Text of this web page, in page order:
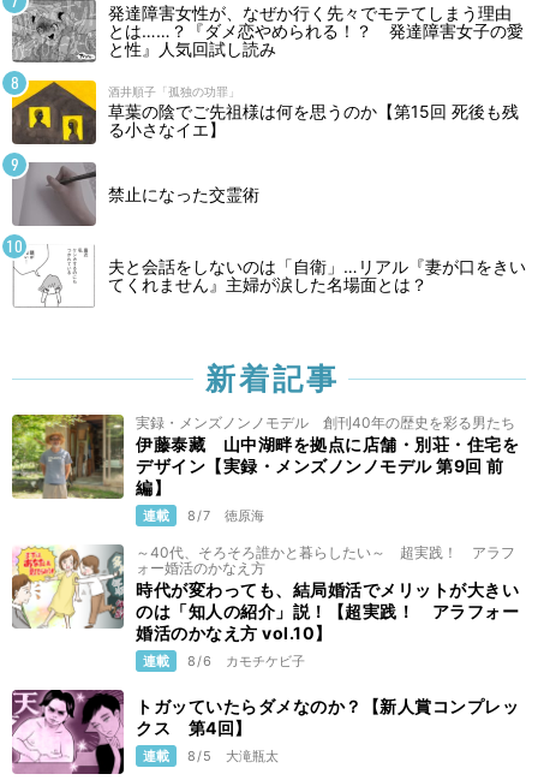
発達障害女性が、なぜか行く先々でモテてしまう理由
とは……？『ダメ恋やめられる！？ 発達障害女子の愛
と性』人気回試し読み
酒井順子「孤独の功罪」
草葉の陰でご先祖様は何を思うのか【第15回 死後も残
る小さなイエ】
禁止になった交霊術
夫と会話をしないのは「自衛」…リアル『妻が口をきい
てくれません』主婦が涙した名場面とは？
新着記事
実録・メンズノンノモデル 創刊40年の歴史を彩る男たち
伊藤泰藏 山中湖畔を拠点に店舗・別荘・住宅を
デザイン【実録・メンズノンノモデル 第9回 前
編】
連載 8/7 徳原海
～40代、そろそろ誰かと暮らしたい～ 超実践！ アラフ
ォー婚活のかなえ方
時代が変わっても、結局婚活でメリットが大きい
のは「知人の紹介」説！【超実践！ アラフォー
婚活のかなえ方 vol.10】
連載 8/6 カモチケビ子
トガッていたらダメなのか？【新人賞コンプレッ
クス 第4回】
連載 8/5 大滝瓶太